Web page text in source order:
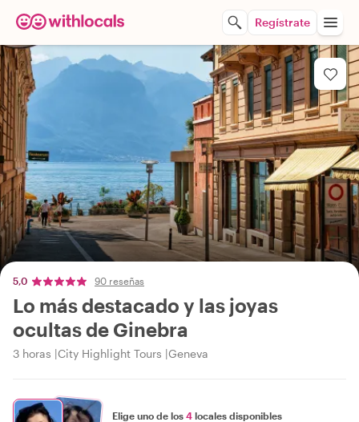
Regístrate
5,0 90 reseñas
Lo más destacado y las joyas
ocultas de Ginebra
3 horas City Highlight Tours Geneva
Elige uno de los 4 locales disponibles